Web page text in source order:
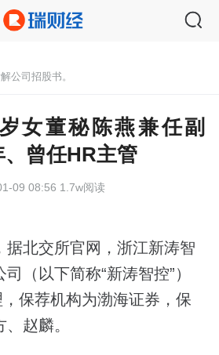
公司招股书。
女董秘陈燕兼任副
曾任HR主管
09 08:56 1.7w阅读
据北交所官网，浙江新涛智
（以下简称“新涛智控”）
保荐机构为渤海证券，保
赵麟。